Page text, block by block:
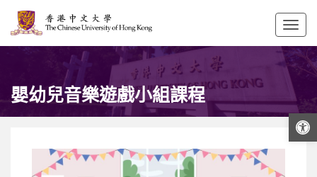
打開工具欄
嬰幼兒音樂遊戲小組課程